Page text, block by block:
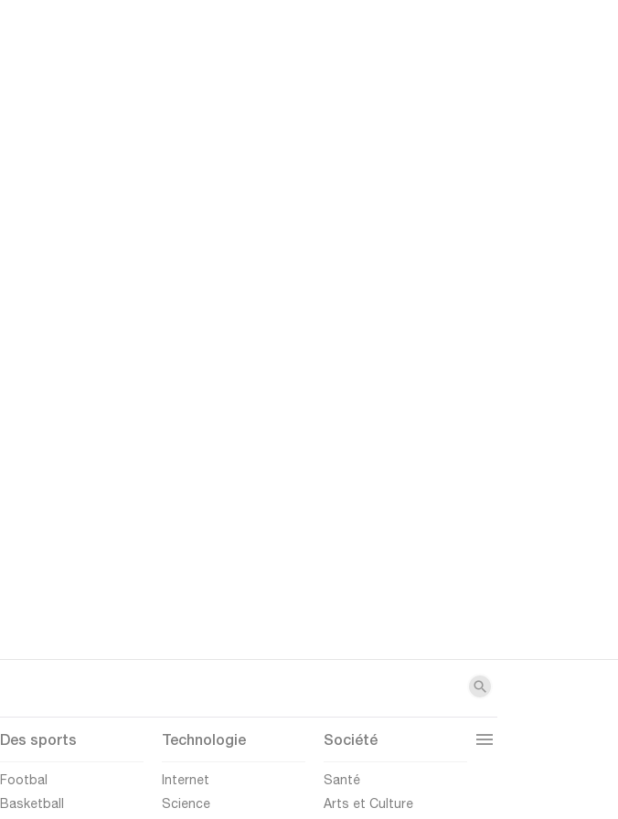
Des sports
Footbal
Basketball
Technologie
Internet
Science
Société
Santé
Arts et Culture